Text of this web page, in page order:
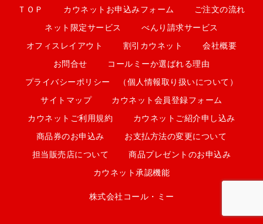
ＴＯＰ カウネットお申込みフォーム ご注文の流れ
ネット限定サービス べんり請求サービス
オフィスレイアウト 割引カウネット 会社概要
お問合せ コールミーか選ばれる理由
プライバシーポリシー （個人情報取り扱いについて）
サイトマップ カウネット会員登録フォーム
カウネットご利用規約 カウネットご紹介申し込み
商品券のお申込み お支払方法の変更について
担当販売店について 商品プレゼントのお申込み
カウネット承認機能
株式会社コール・ミー